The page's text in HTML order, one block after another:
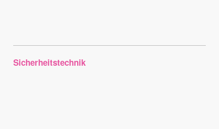
Sicherheitstechnik